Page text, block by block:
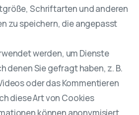
Schriftarten und anderen
zu speichern, die angepasst
werden, um Dienste
denen Sie gefragt haben, z. B.
oder das Kommentieren
diese Art von Cookies